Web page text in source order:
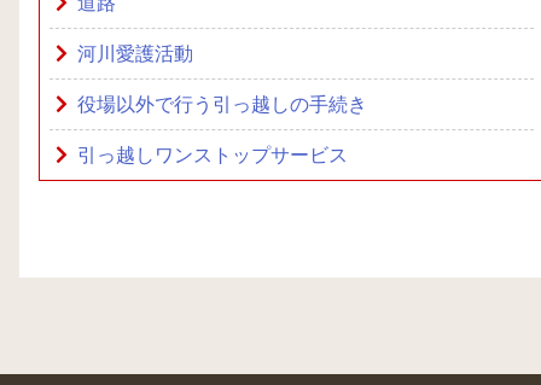
河川愛護活動
役場以外で行う引っ越しの手続き
引っ越しワンストップサービス